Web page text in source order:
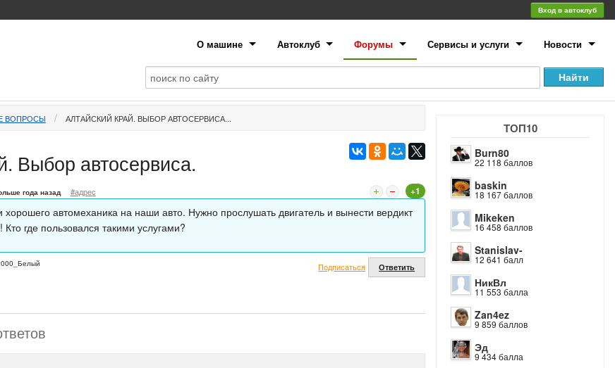
Вход в автоклуб
О машине Автоклуб Форумы Сервисы и услуги Новости
ТОП10
Burn80
22 118 баллов
baskin
18 167 баллов
Mikeken
16 458 баллов
Stanislav-
12 641 балл
НикВл
11 553 балла
Zan4ez
9 859 баллов
Эд
9 434 балла
ВОПРОСЫ АЛТАЙСКИЙ КРАЙ. ВЫБОР АВТОСЕРВИСА...
Выбор автосервиса.
года назад #адрес +1
хорошего автомеханика на наши авто. Нужно прослушать двигатель и вынести вердикт
где пользовался такими услугами?
Подписаться Ответить